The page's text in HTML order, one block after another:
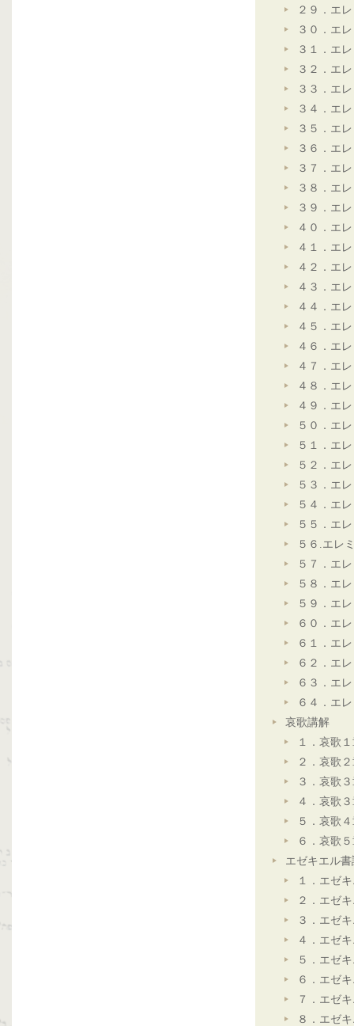
２９．エ
３０．エ
３１．エ
３２．エ
３３．エ
３４．エ
３５．エ
３６．エ
３７．エ
３８．エ
３９．エ
４０．エ
４１．エ
４２．エ
４３．エ
４４．エ
４５．エ
４６．エ
４７．エ
４８．エ
４９．エ
５０．エ
５１．エ
５２．エ
５３．エ
５４．エ
５５．エ
５６.エレ
５７．エ
５８．エ
５９．エ
６０．エ
６１．エ
６２．エ
６３．エ
６４．エ
哀歌講解
１．哀歌
２．哀歌
３．哀歌
４．哀歌
５．哀歌
６．哀歌
エゼキエル書
１．エゼ
２．エゼ
３．エゼ
４．エゼ
５．エゼ
６．エゼ
７．エゼ
８．エゼ